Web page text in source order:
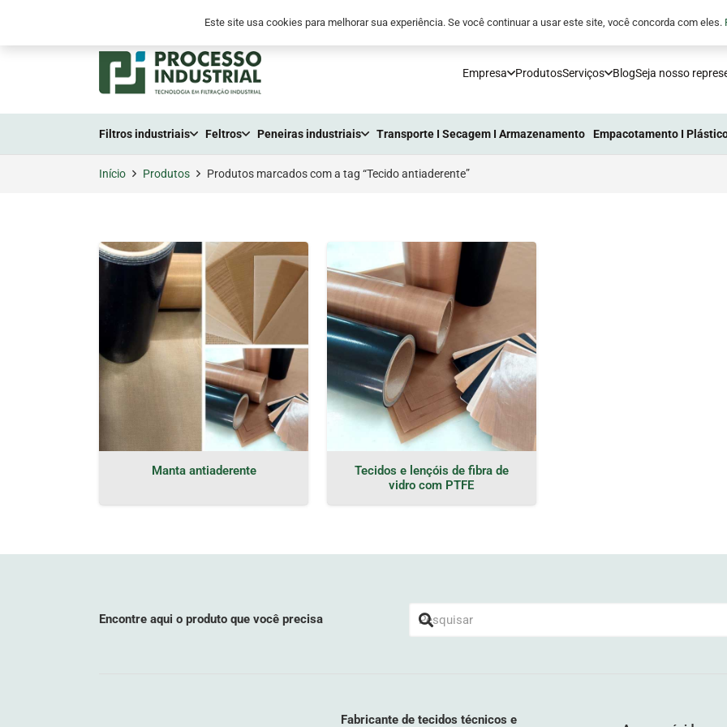
+55 (41) 2105-3300 +55 (41) 9 8794-6555 comunicacao@processoindustrial.com.br
Empresa ProdutosServiços BlogSeja nosso
Filtros industriais Feltros Peneiras industriais Transporte I Secagem I Armazenamento Empacotamento I
Início Produtos Produtos marcados com a tag “Tecido antiaderente”
Manta antiaderente
Tecidos e lençóis de fibra de
vidro com PTFE
Encontre aqui o produto que você precisa
Fabricante de tecidos técnicos e
Este site usa cookies para melhorar sua experiência. Se você continuar a usar este site, você concorda com eles.